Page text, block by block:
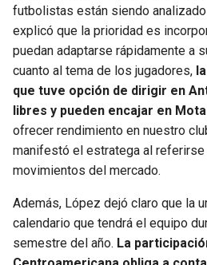
futbolistas están siendo
explicó que la prioridad es
puedan adaptarse rápidamente a
cuanto al tema de los jugadores,
que tuve opción de dirigir en
libres y pueden encajar en
ofrecer rendimiento en nuestro
manifestó el estratega al
movimientos del mercado.
Además, López dejó claro que la
calendario que tendrá el equipo
semestre del año. La